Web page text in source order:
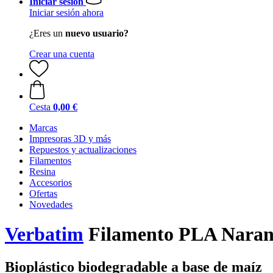
Iniciar sesión ahora
¿Eres un nuevo usuario?
Crear una cuenta
Cesta 0,00 €
Marcas
Impresoras 3D y más
Repuestos y actualizaciones
Filamentos
Resina
Accesorios
Ofertas
Novedades
Verbatim Filamento PLA
Bioplástico biodegradable a base de maíz